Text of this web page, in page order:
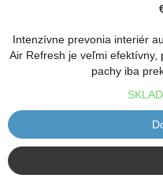
Intenzívne prevonia interiér
Air Refresh je veľmi
pachy iba